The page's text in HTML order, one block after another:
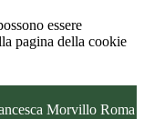
essere
pagina della cookie
Morvillo Roma